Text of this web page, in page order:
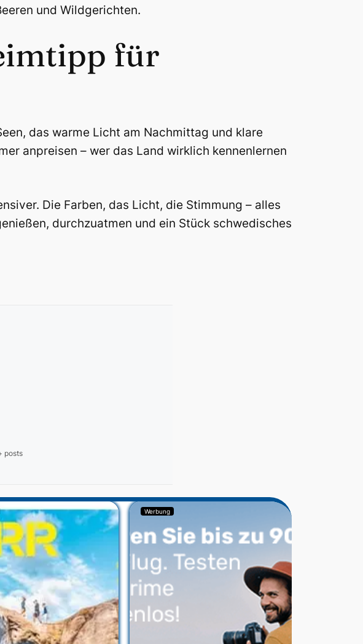
und Wildgerichten.
für
das warme Licht am Nachmittag und klare
anpreisen – wer das Land wirklich kennenlernen
Die Farben, das Licht, die Stimmung – alles
durchzuatmen und ein Stück schwedisches
posts
Werbung